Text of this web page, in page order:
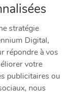
stratégie
Digital,
répondre à vos
votre
publicitaires ou
nous